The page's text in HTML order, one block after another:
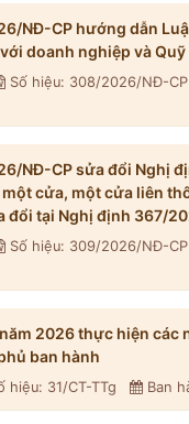
NĐ-CP hướng dẫn
doanh nghiệp và
Số hiệu: 308/2026/NĐ-CP
NĐ-CP sửa đổi Nghị
cửa, một cửa liên
đổi tại Nghị định 367/
Số hiệu: 309/2026/NĐ-CP
2026 thực hiện
ban hành
hiệu: 31/CT-TTg Ban